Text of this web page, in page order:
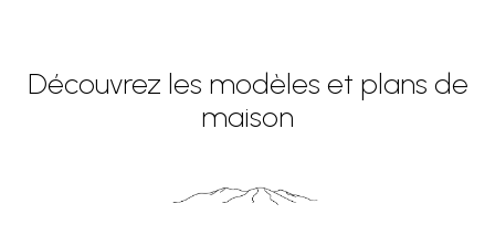
Découvrez les modèles et plans de
maison